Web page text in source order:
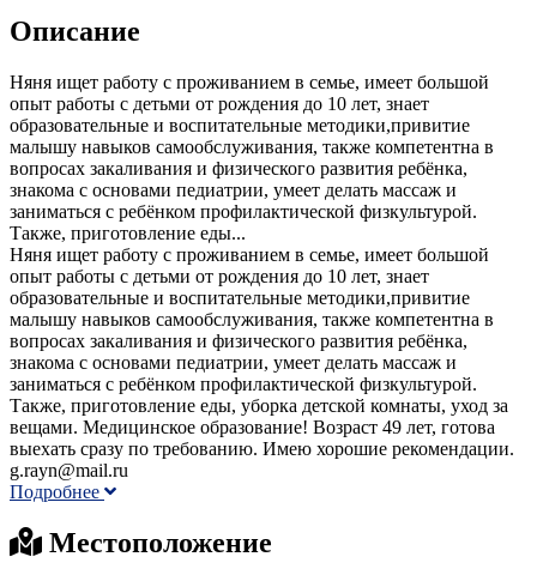
Описание
Няня ищет работу с проживанием в семье, имеет большой
опыт работы с детьми от рождения до 10 лет, знает
образовательные и воспитательные методики,привитие
малышу навыков самообслуживания, также компетентна в
вопросах закаливания и физического развития ребёнка,
знакома с основами педиатрии, умеет делать массаж и
заниматься с ребёнком профилактической физкультурой.
Также, приготовление еды...
Няня ищет работу с проживанием в семье, имеет большой
опыт работы с детьми от рождения до 10 лет, знает
образовательные и воспитательные методики,привитие
малышу навыков самообслуживания, также компетентна в
вопросах закаливания и физического развития ребёнка,
знакома с основами педиатрии, умеет делать массаж и
заниматься с ребёнком профилактической физкультурой.
Также, приготовление еды, уборка детской комнаты, уход за
вещами. Медицинское образование! Возраст 49 лет, готова
выехать сразу по требованию. Имею хорошие рекомендации.
g.rayn@mail.ru
Подробнее
Местоположение